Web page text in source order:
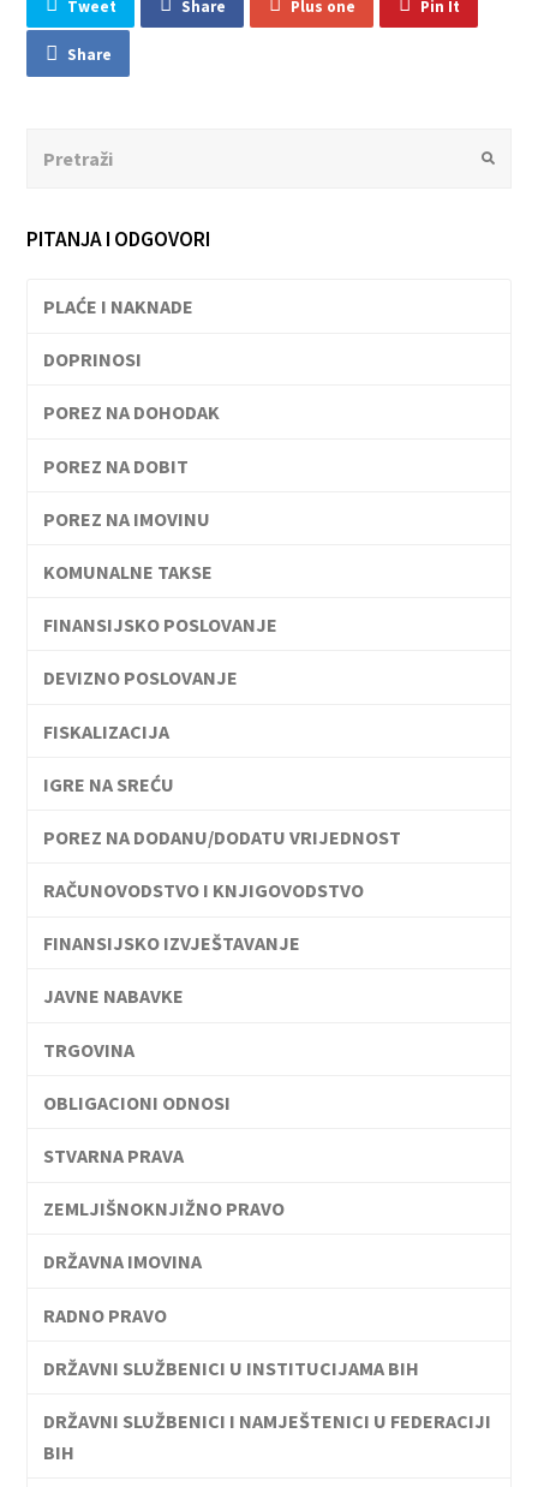
Tweet Share Plus one Pin It
Share
Submit
PITANJA I ODGOVORI
PLAĆE I NAKNADE
DOPRINOSI
POREZ NA DOHODAK
POREZ NA DOBIT
POREZ NA IMOVINU
KOMUNALNE TAKSE
FINANSIJSKO POSLOVANJE
DEVIZNO POSLOVANJE
FISKALIZACIJA
IGRE NA SREĆU
POREZ NA DODANU/DODATU VRIJEDNOST
RAČUNOVODSTVO I KNJIGOVODSTVO
FINANSIJSKO IZVJEŠTAVANJE
JAVNE NABAVKE
TRGOVINA
OBLIGACIONI ODNOSI
STVARNA PRAVA
ZEMLJIŠNOKNJIŽNO PRAVO
DRŽAVNA IMOVINA
RADNO PRAVO
DRŽAVNI SLUŽBENICI U INSTITUCIJAMA BIH
DRŽAVNI SLUŽBENICI I NAMJEŠTENICI U FEDERACIJI
BIH